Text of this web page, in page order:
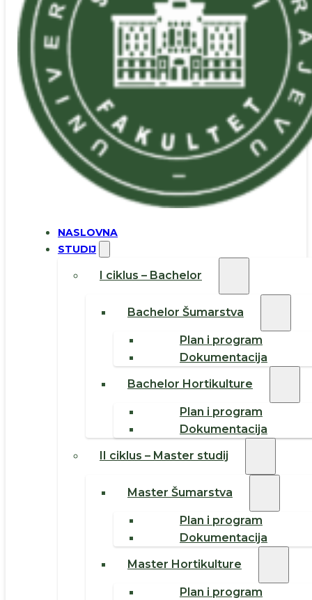
NASLOVNA
STUDIJ
I ciklus – Bachelor
Bachelor Šumarstva
Plan i program
Dokumentacija
Bachelor Hortikulture
Plan i program
Dokumentacija
II ciklus – Master studij
Master Šumarstva
Plan i program
Dokumentacija
Master Hortikulture
Plan i program